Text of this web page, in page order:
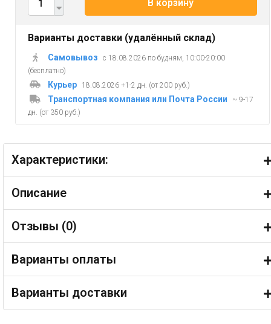
В корзину
Варианты доставки (удалённый склад)
Самовывоз
с 18.08.2026 по будням, 10:00-20:00
(бесплатно)
Курьер 18.08.2026 +1-2 дн. (от 200 руб.)
Транспортная компания или Почта России
~ 9-17
дн. (от 350 руб.)
Характеристики:
Описание
Отзывы (0)
Варианты оплаты
Варианты доставки